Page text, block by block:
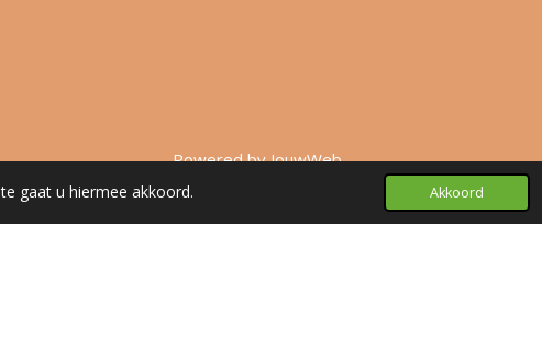
gaat u hiermee akkoord. Akkoord
Powered byJouwWeb